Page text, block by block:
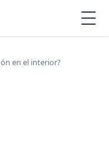
en el interior?